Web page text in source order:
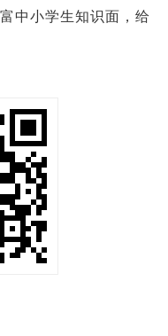
中小学生知识面，给